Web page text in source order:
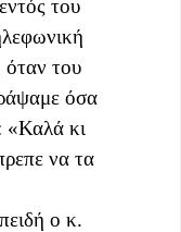
του
όταν του
όσα
«Καλά κι
να τα
ο κ.